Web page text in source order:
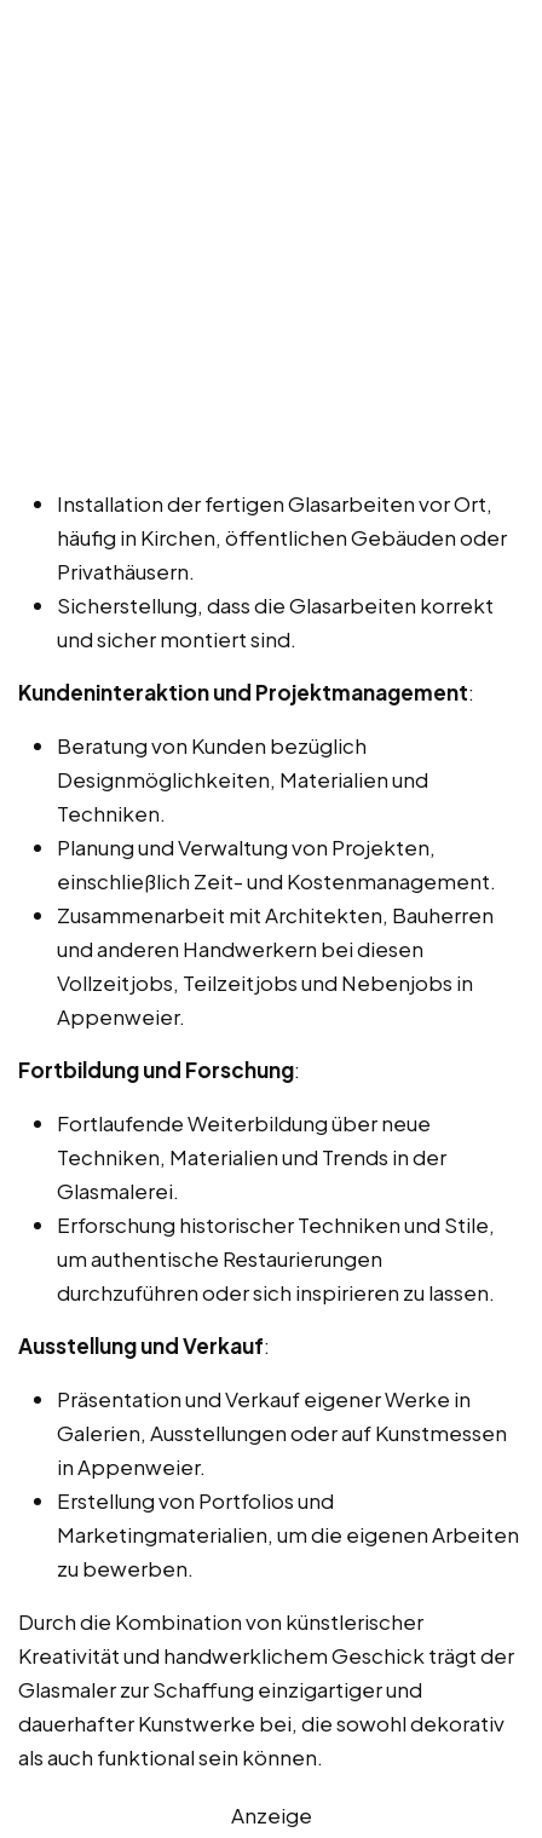
Installation der fertigen Glasarbeiten vor Ort,
häufig in Kirchen, öffentlichen Gebäuden oder
Privathäusern.
Sicherstellung, dass die Glasarbeiten korrekt
und sicher montiert sind.
Kundeninteraktion und Projektmanagement:
Beratung von Kunden bezüglich
Designmöglichkeiten, Materialien und
Techniken.
Planung und Verwaltung von Projekten,
einschließlich Zeit- und Kostenmanagement.
Zusammenarbeit mit Architekten, Bauherren
und anderen Handwerkern bei diesen
Vollzeitjobs, Teilzeitjobs und Nebenjobs in
Appenweier.
Fortbildung und Forschung:
Fortlaufende Weiterbildung über neue
Techniken, Materialien und Trends in der
Glasmalerei.
Erforschung historischer Techniken und Stile,
um authentische Restaurierungen
durchzuführen oder sich inspirieren zu lassen.
Ausstellung und Verkauf:
Präsentation und Verkauf eigener Werke in
Galerien, Ausstellungen oder auf Kunstmessen
in Appenweier.
Erstellung von Portfolios und
Marketingmaterialien, um die eigenen Arbeiten
zu bewerben.
Durch die Kombination von künstlerischer
Kreativität und handwerklichem Geschick trägt der
Glasmaler zur Schaffung einzigartiger und
dauerhafter Kunstwerke bei, die sowohl dekorativ
als auch funktional sein können.
Anzeige